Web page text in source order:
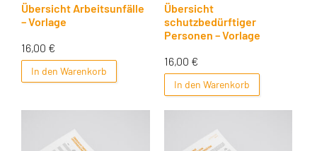
Übersicht Arbeitsunfälle
– Vorlage
16,00 €
In den Warenkorb
Übersicht
schutzbedürftiger
Personen – Vorlage
16,00 €
In den Warenkorb